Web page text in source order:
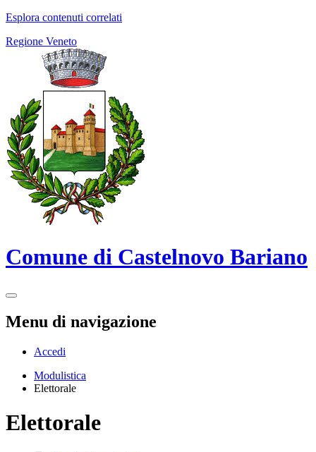
Esplora contenuti correlati
Regione Veneto
Comune di Castelnovo Bariano
Menu di navigazione
Accedi
Modulistica
Elettorale
Elettorale